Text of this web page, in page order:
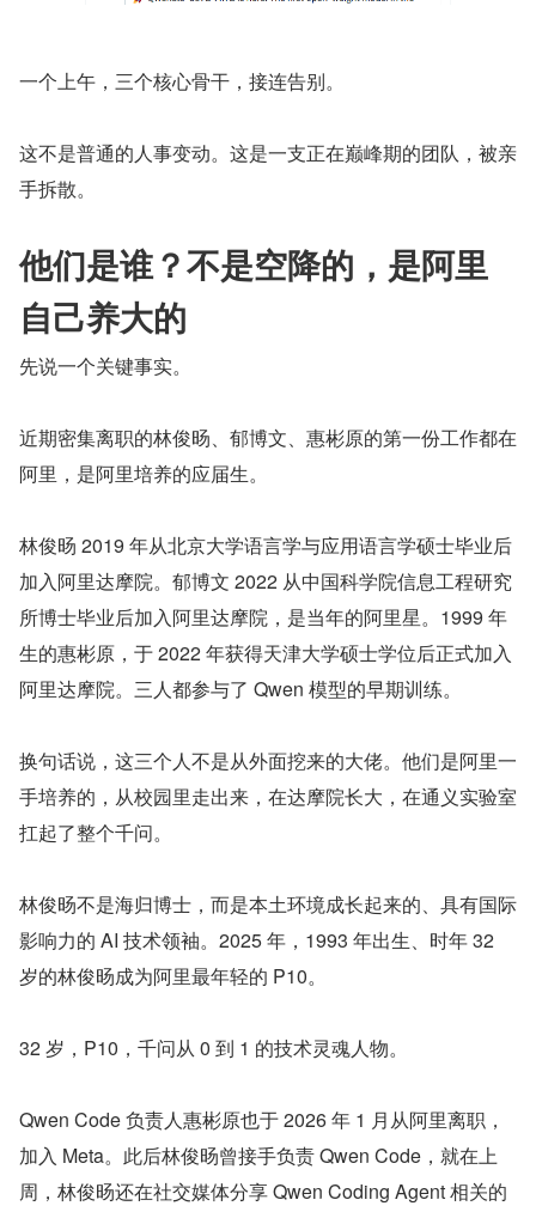
一个上午，三个核心骨干，接连告别。
这不是普通的人事变动。这是一支正在巅峰期的团队，被亲
手拆散。
他们是谁？不是空降的，是阿里
自己养大的
先说一个关键事实。
近期密集离职的林俊旸、郁博文、惠彬原的第一份工作都在
阿里，是阿里培养的应届生。
林俊旸 2019 年从北京大学语言学与应用语言学硕士毕业后
加入阿里达摩院。郁博文 2022 从中国科学院信息工程研究
所博士毕业后加入阿里达摩院，是当年的阿里星。1999 年
生的惠彬原，于 2022 年获得天津大学硕士学位后正式加入
阿里达摩院。三人都参与了 Qwen 模型的早期训练。
换句话说，这三个人不是从外面挖来的大佬。他们是阿里一
手培养的，从校园里走出来，在达摩院长大，在通义实验室
扛起了整个千问。
林俊旸不是海归博士，而是本土环境成长起来的、具有国际
影响力的 AI 技术领袖。2025 年，1993 年出生、时年 32
岁的林俊旸成为阿里最年轻的 P10。
32 岁，P10，千问从 0 到 1 的技术灵魂人物。
Qwen Code 负责人惠彬原也于 2026 年 1 月从阿里离职，
加入 Meta。此后林俊旸曾接手负责 Qwen Code，就在上
周，林俊旸还在社交媒体分享 Qwen Coding Agent 相关的